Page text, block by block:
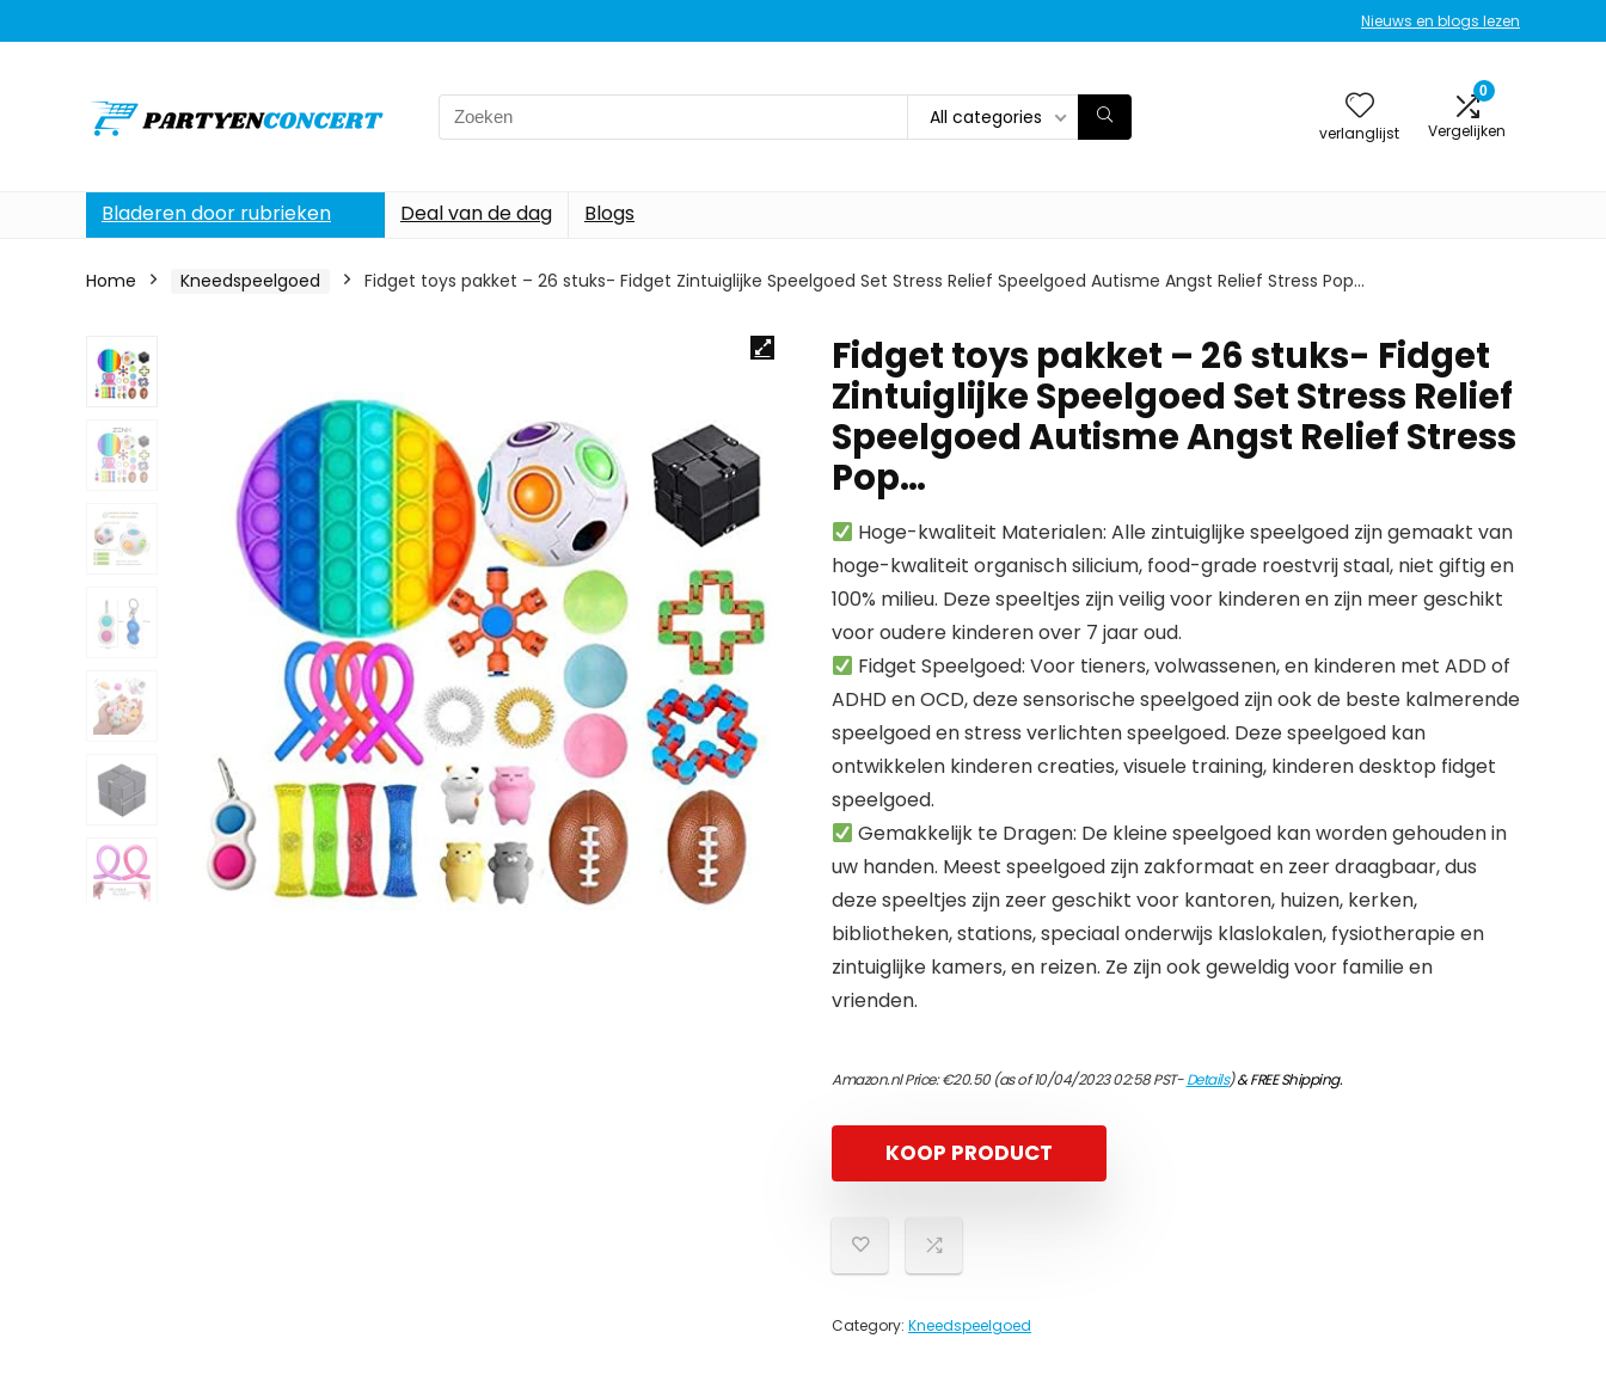
Nieuws en blogs lezen
Search
for:
All categories
verlanglijst
0
Vergelijken
Bladeren door rubrieken Deal van de dag Blogs
Home Kneedspeelgoed Fidget toys pakket – 26 stuks- Fidget Zintuiglijke Speelgoed Set Stress Relief Speelgoed Autisme Angst Relief Stress Pop…
Fidget toys pakket – 26 stuks- Fidget
Zintuiglijke Speelgoed Set Stress Relief
Speelgoed Autisme Angst Relief Stress
Pop…
Hoge-kwaliteit Materialen: Alle zintuiglijke speelgoed zijn gemaakt van
hoge-kwaliteit organisch silicium, food-grade roestvrij staal, niet giftig en
100% milieu. Deze speeltjes zijn veilig voor kinderen en zijn meer geschikt
voor oudere kinderen over 7 jaar oud.
Fidget Speelgoed: Voor tieners, volwassenen, en kinderen met ADD of
ADHD en OCD, deze sensorische speelgoed zijn ook de beste kalmerende
speelgoed en stress verlichten speelgoed. Deze speelgoed kan
ontwikkelen kinderen creaties, visuele training, kinderen desktop fidget
speelgoed.
Gemakkelijk te Dragen: De kleine speelgoed kan worden gehouden in
uw handen. Meest speelgoed zijn zakformaat en zeer draagbaar, dus
deze speeltjes zijn zeer geschikt voor kantoren, huizen, kerken,
bibliotheken, stations, speciaal onderwijs klaslokalen, fysiotherapie en
zintuiglijke kamers, en reizen. Ze zijn ook geweldig voor familie en
vrienden.
Amazon.nl Price:€20.50(as of 10/04/2023 02:58 PST-Details)&FREE Shipping.
KOOP PRODUCT
Category: Kneedspeelgoed